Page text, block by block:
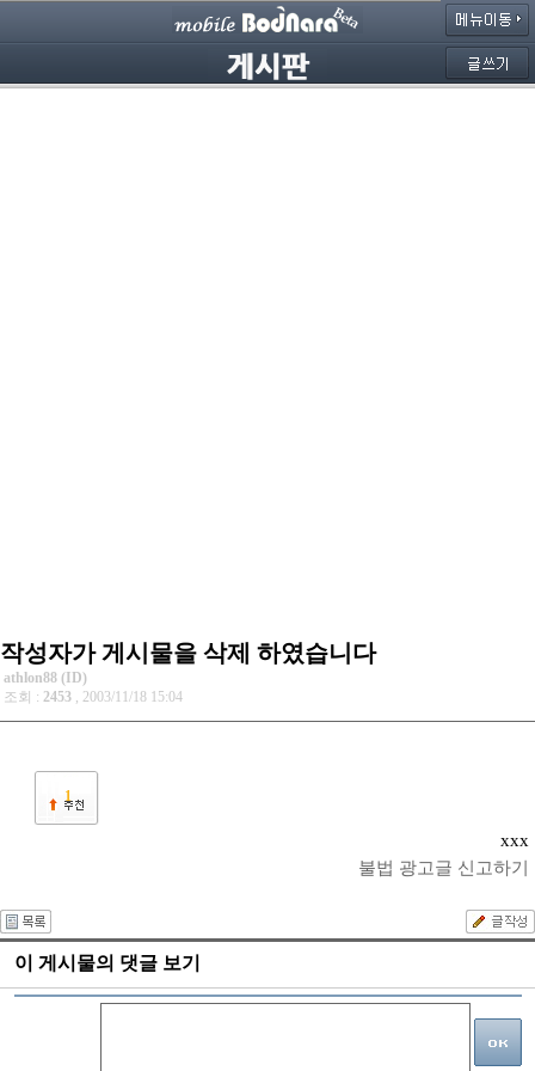
작성자가 게시물을 삭제 하였습니다
athlon88 (ID)
조회 : 2453 , 2003/11/18 15:04
1
xxx
불법 광고글 신고하기
이 게시물의 댓글 보기